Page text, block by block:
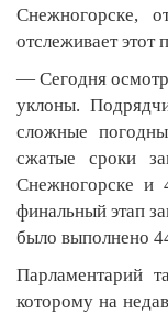
Снежногорске,
отслеживает этот
— Сегодня
уклоны.
сложные
сжатые сроки
Снежногорске
финальный этап
было выполнено
Парламентарий
которому на